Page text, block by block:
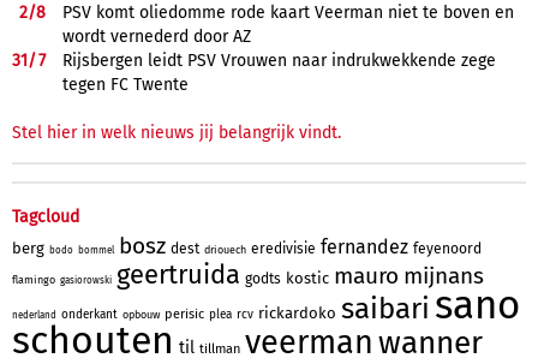
2/8
PSV komt oliedomme rode kaart Veerman niet te boven en
wordt vernederd door AZ
31/7
Rijsbergen leidt PSV Vrouwen naar indrukwekkende zege
tegen FC Twente
Stel hier in welk nieuws jij belangrijk vindt.
Tagcloud
berg bodo bommel bosz dest driouech eredivisie fernandez feyenoord
flamingo gasiorowski geertruida godts kostic mauro mijnans
nederland onderkant opbouw perisic plea rcv rickardoko saibari sano
schouten til tillman veermanwanner